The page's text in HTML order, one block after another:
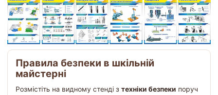
Правила безпеки в шкільній
майстерні
Розмістіть на видному стенді з техніки безпеки поруч